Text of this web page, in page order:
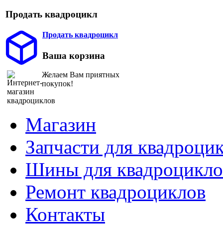
Продать квадроцикл
Продать квадроцикл
Ваша корзина
Желаем Вам приятных
покупок!
Магазин
Запчасти для
Шины для
Ремонт квадроциклов
Контакты